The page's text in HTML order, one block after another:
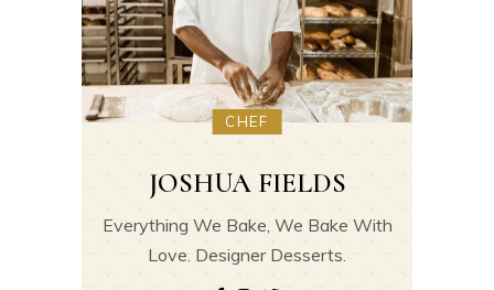
CHEF
JOSHUA FIELDS
Everything We Bake, We Bake With
Love. Designer Desserts.